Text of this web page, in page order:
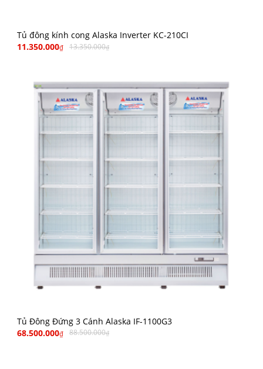
Tủ đông kính cong Alaska Inverter KC-210CI
11.350.000₫ 13.350.000₫
Tủ Đông Đứng 3 Cánh Alaska IF-1100G3
68.500.000₫ 88.500.000₫